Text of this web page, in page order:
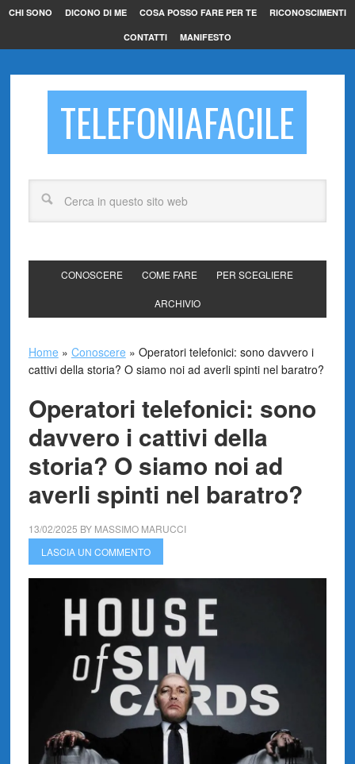
CHI SONO DICONO DI ME COSA POSSO FARE PER TE RICONOSCIMENTI
CONTATTI MANIFESTO
TELEFONIAFACILE
CONOSCERE COME FARE PER SCEGLIERE
ARCHIVIO
Home » Conoscere » Operatori telefonici: sono davvero i
cattivi della storia? O siamo noi ad averli spinti nel baratro?
Operatori telefonici: sono
davvero i cattivi della
storia? O siamo noi ad
averli spinti nel baratro?
13/02/2025 BY MASSIMO MARUCCI
LASCIA UN COMMENTO